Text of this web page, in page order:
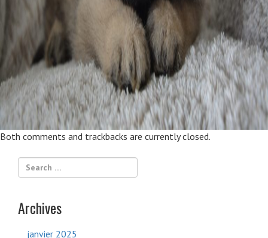
Both comments and trackbacks are currently closed.
Archives
janvier 2025